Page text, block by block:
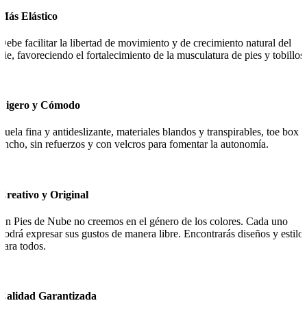
Elástico
facilitar la libertad de movimiento y de crecimiento natural del
favoreciendo el fortalecimiento de la musculatura de pies y tobillos.
y Cómodo
fina y antideslizante, materiales blandos y transpirables, toe box
sin refuerzos y con velcros para fomentar la autonomía.
y Original
Pies de Nube no creemos en el género de los colores. Cada uno
expresar sus gustos de manera libre. Encontrarás diseños y estilos
todos.
Garantizada